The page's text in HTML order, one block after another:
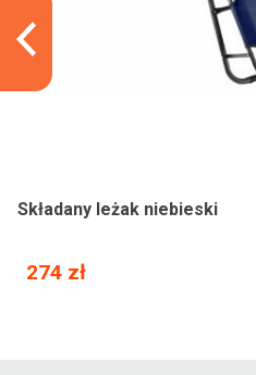
Składany leżak niebieski
274 zł